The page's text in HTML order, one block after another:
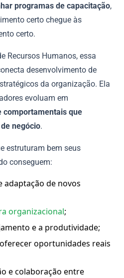
programas de capacitação,
certo chegue às
certo.
Recursos Humanos, essa
desenvolvimento de
da organização. Ela
evoluam em
comportamentais que
negócio.
estruturam bem seus
conseguem:
adaptação de novos
organizacional;
e a produtividade;
oportunidades reais
e colaboração entre